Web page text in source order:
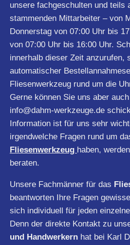
unsere fachgeschulten und teils
stammenden Mittarbeiter – von
Donnerstag von 07:00 Uhr bis
von 07:00 Uhr bis 16:00 Uhr.
innerhalb dieser Zeit anzurufen,
automatischer
Fliesenwerkzeug rund um die
Gerne können Sie uns aber
info@dahm-werkzeuge.de
Information ist für uns sehr
irgendwelche Fragen rund um
Fliesenwerkzeug haben,
beraten.
Unsere Fachmänner für das
beantworten Ihre Fragen
sich individuell für jeden
Denn der direkte Kontakt zu
und Handwerkern hat bei Karl